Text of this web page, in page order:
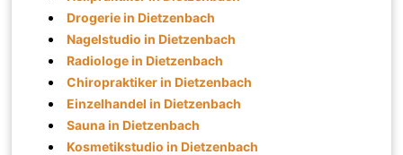
Drogerie in Dietzenbach
Nagelstudio in Dietzenbach
Radiologe in Dietzenbach
Chiropraktiker in Dietzenbach
Einzelhandel in Dietzenbach
Sauna in Dietzenbach
Kosmetikstudio in Dietzenbach